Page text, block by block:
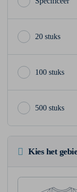
20 stuks
100 stuks
500 stuks
Kies het